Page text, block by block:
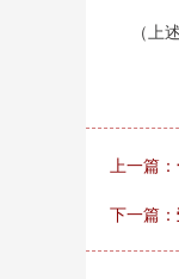
（上述
上一篇：
下一篇：